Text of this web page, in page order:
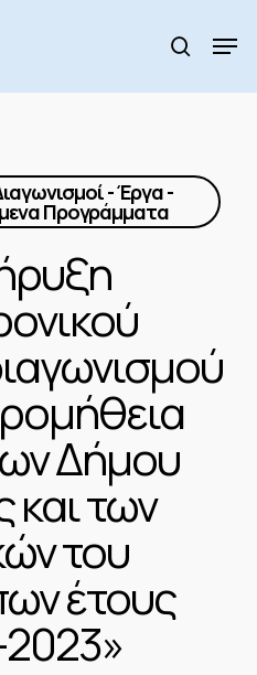
search
- Έργα -
Προγράμματα
Δήμου
και των
του
έτους
Menu